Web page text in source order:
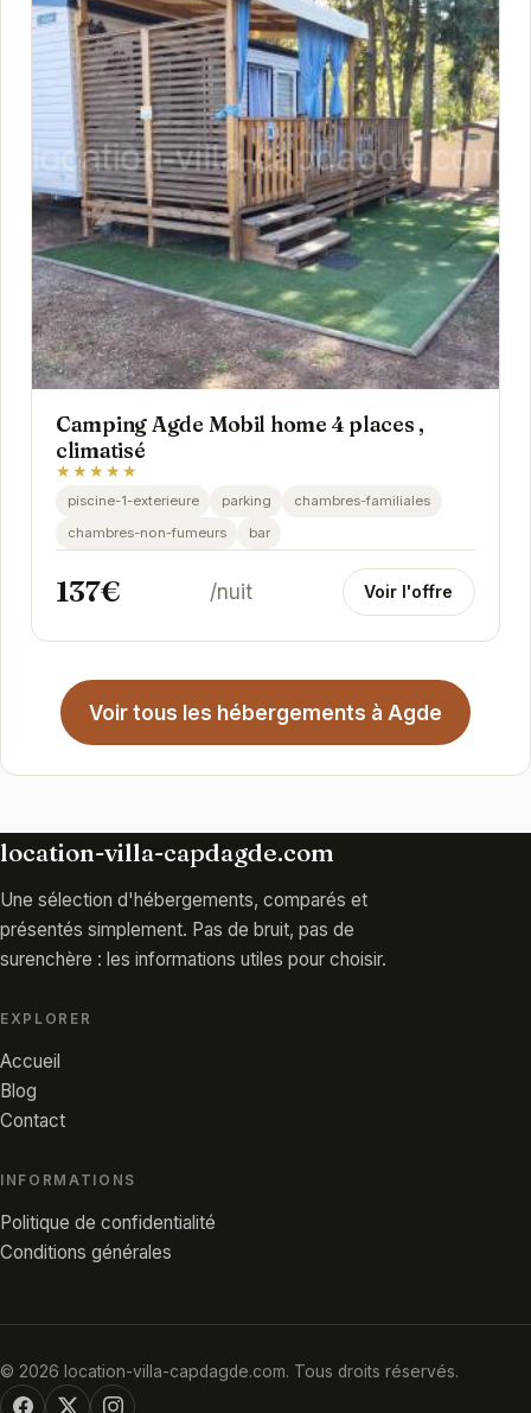
Camping Agde Mobil home 4 places ,
climatisé
★★★★★
piscine-1-exterieure parking
chambres-familiales
chambres-non-fumeurs
bar
137€ /nuit Voir l'offre
Voir tous les hébergements à Agde
location-villa-capdagde.com
Une sélection d'hébergements, comparés et
présentés simplement. Pas de bruit, pas de
surenchère : les informations utiles pour choisir.
EXPLORER
Accueil
Blog
Contact
INFORMATIONS
Politique de confidentialité
Conditions générales
© 2026 location-villa-capdagde.com. Tous droits réservés.